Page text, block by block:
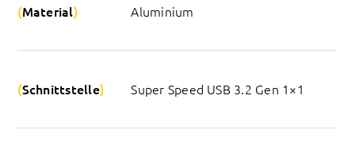
Material Aluminium
Schnittstelle Super Speed USB 3.2 Gen 1×1